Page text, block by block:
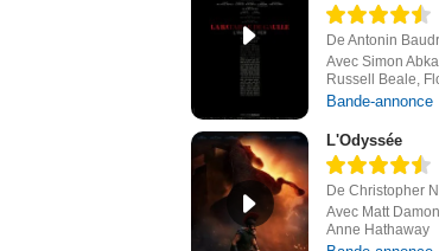
De Antonin
Avec Simon
Russell Beale,
Bande-annonce
L'Odyssée
De Christopher
Avec Matt
Anne Hathaway